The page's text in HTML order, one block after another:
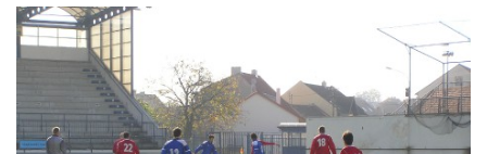
FKD A
FKD B